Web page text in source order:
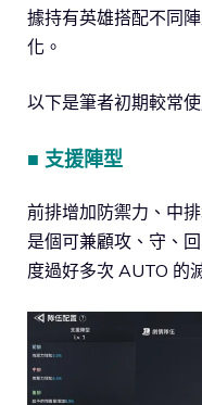
據持有英雄搭配不同
化。
以下是筆者初期較常
■ 支援陣型
前排增加防禦力、中
是個可兼顧攻、守、
度過好多次 AUTO 的